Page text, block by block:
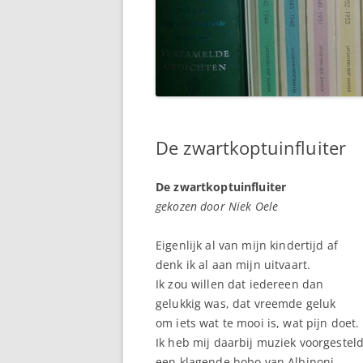
De zwartkoptuinfluiter
De zwartkoptuinfluiter
gekozen door Niek Oele
Eigenlijk al van mijn kindertijd af
denk ik al aan mijn uitvaart.
Ik zou willen dat iedereen dan
gelukkig was, dat vreemde geluk
om iets wat te mooi is, wat pijn doet.
Ik heb mij daarbij muziek